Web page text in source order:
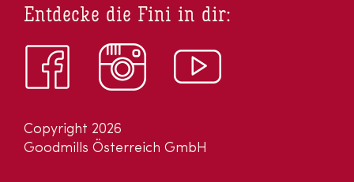
Copyright 2026
Goodmills Österreich GmbH
Entdecke die Fini in dir: